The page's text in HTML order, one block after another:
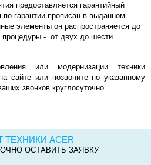
предоставляется гарантийный
гарантии прописан в выданном
элементы он распространяется до
- от двух до шести
или модернизации техники
сайте или позвоните по указанному
звонков круглосуточно.
ACER
ОСТАВИТЬ ЗАЯВКУ